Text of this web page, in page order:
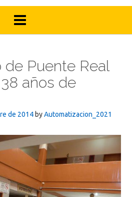
Puente Real
años de
de 2014 byAutomatizacion_2021